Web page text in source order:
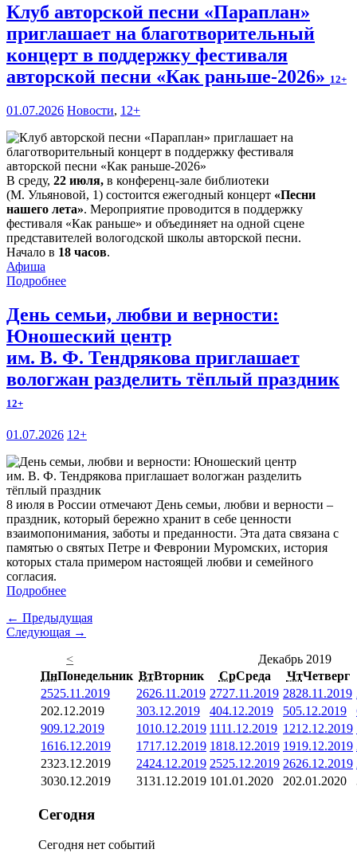
Клуб авторской песни «Параплан»
приглашает на благотворительный
концерт в поддержку фестиваля
авторской песни «Как раньше-2026» 12+
01.07.2026 Новости, 12+
В среду, 22 июля, в конференц-зале библиотеки
(М. Ульяновой, 1) состоится ежегодный концерт «Песни
нашего лета». Мероприятие проводится в поддержку
фестиваля «Как раньше» и объединяет на одной сцене
представителей вологодской школы авторской песни.
Начало в 18 часов.
Афиша
Подробнее
День семьи, любви и верности:
Юношеский центр
им. В. Ф. Тендрякова приглашает
вологжан разделить тёплый праздник
12+
01.07.2026 12+
8 июля в России отмечают День семьи, любви и верности –
праздник, который бережно хранит в себе ценности
взаимопонимания, заботы и преданности. Эта дата связана с
памятью о святых Петре и Февронии Муромских, история
которых стала примером настоящей любви и семейного
согласия.
Подробнее
← Предыдущая
Следующая →
<
Декабрь 2019
ПнПонедельник ВтВторник СрСреда ЧтЧетверг
2525.11.2019 2626.11.2019 2727.11.2019 2828.11.2019
202.12.2019 303.12.2019 404.12.2019 505.12.2019
909.12.2019 1010.12.2019 1111.12.2019 1212.12.2019
1616.12.2019 1717.12.2019 1818.12.2019 1919.12.2019
2323.12.2019 2424.12.2019 2525.12.2019 2626.12.2019
3030.12.2019 3131.12.2019 101.01.2020 202.01.2020
Сегодня
Сегодня нет событий